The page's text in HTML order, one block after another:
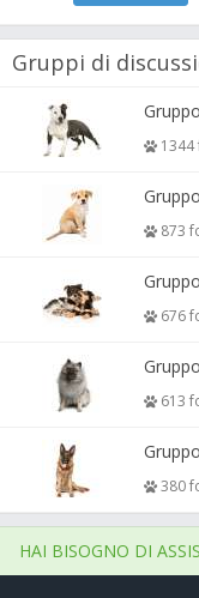
Gruppi di
1344
873
676
613
380
HAI BISOGNO DI